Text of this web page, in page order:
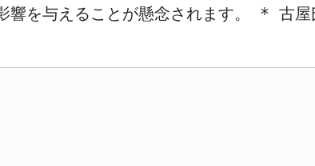
響を与えることが懸念されます。 * 古屋